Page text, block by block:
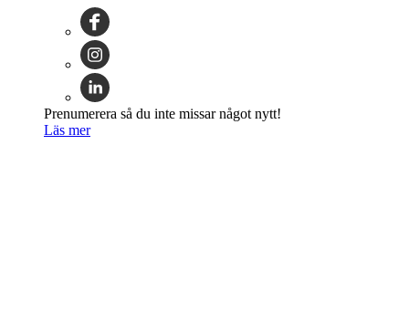
Prenumerera så du inte missar något nytt!
Läs mer